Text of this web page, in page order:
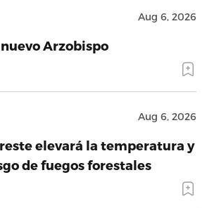
Aug 6, 2026
Arzobispo
Aug 6, 2026
elevará la temperatura y
de fuegos forestales